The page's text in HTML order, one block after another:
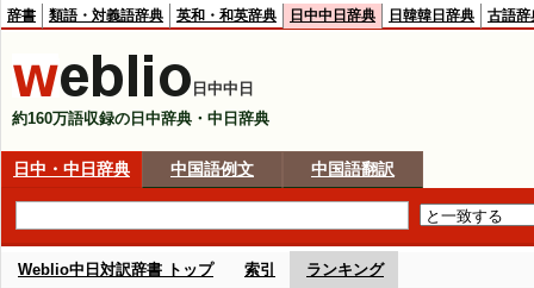
辞書 類語・対義語辞典 英和・和英辞典 日中中日辞典 日韓韓日辞典 古語辞
日中中日
約160万語収録の日中辞典・中日辞典
日中・中日辞典 中国語例文 中国語翻訳
Weblio中日対訳辞書 トップ 索引 ランキング